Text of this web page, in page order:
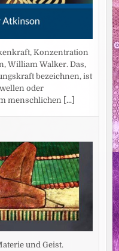
Konzentration
William Walker. Das,
bezeichnen, ist
oder
menschlichen [...]
und Geist.